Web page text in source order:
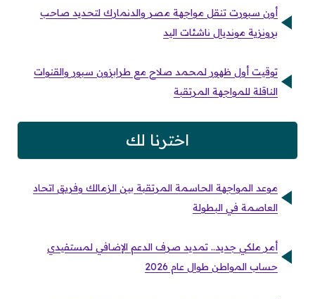
أون سبورت تنقل مواجهة مصر والدنمارك لتحديد صاحب
برونزية مونديال ناشئات اليد
توقيت أول ظهور لمحمد صلاح مع طرابزون سبور والقنوات
الناقلة للمواجهة المرتقبة
اخترنا لك
موعد المواجهة الحاسمة المرتقبة بين الزمالك وفريق اتحاد
العاصمة في البطولة
أمر ملكي جديد.. تمديد صرف الدعم الإضافي لمستفيدي
حساب المواطن طوال عام 2026